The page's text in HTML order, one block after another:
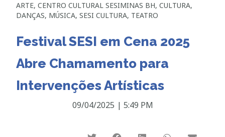
ARTE,CENTRO CULTURAL SESIMINAS BH,CULTURA,
DANÇAS, MÚSICA,SESI CULTURA, TEATRO
Festival SESI em Cena 2025
Abre Chamamento para
Intervenções Artísticas
09/04/2025 | 5:49 PM